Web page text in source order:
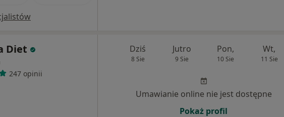
Diet
247 opinii
Dziś
8 Sie
Jutro
9 Sie
Pon,
10 Sie
Wt,
11 Sie
Umawianie online nie jest dostępne
Pokaż profil